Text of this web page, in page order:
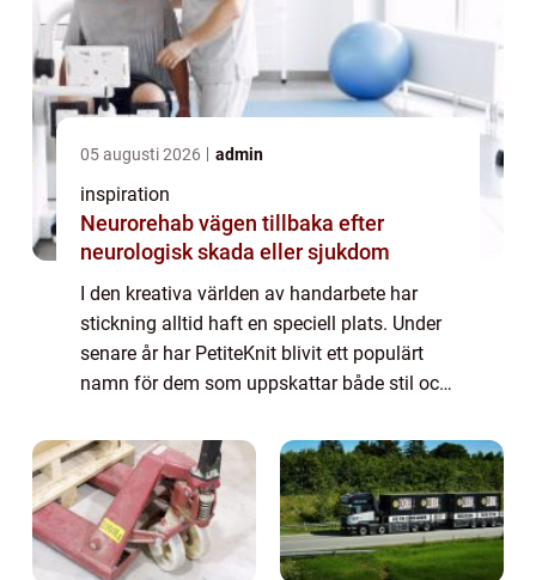
05 augusti 2026 admin
inspiration
Neurorehab vägen tillbaka efter
neurologisk skada eller sjukdom
I den kreativa världen av handarbete har
stickning alltid haft en speciell plats. Under
senare år har PetiteKnit blivit ett populärt
namn för dem som uppskattar både stil och
gö...